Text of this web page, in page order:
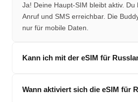
Ja! Deine Haupt-SIM bleibt aktiv. Du
Anruf und SMS erreichbar. Die
nur für mobile Daten.
Kann ich mit der eSIM für
Wann aktiviert sich die eSIM für